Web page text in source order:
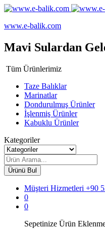
www.e-balik.com
Mavi Sulardan
Tüm Ürünlerimiz
Taze Balıklar
Marinatlar
Dondurulmuş Ürünler
İşlenmiş Ürünler
Kabuklu Ürünler
Kategoriler
Ürünü Bul
Müşteri Hizmetleri +90
0
0
Sepetinize Ürün